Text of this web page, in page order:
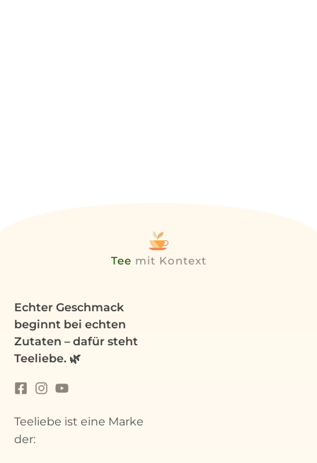
Tee mit Kontext
Echter Geschmack
beginnt bei echten
Zutaten – dafür steht
Teeliebe. 🌿
Teeliebe ist eine Marke
der: